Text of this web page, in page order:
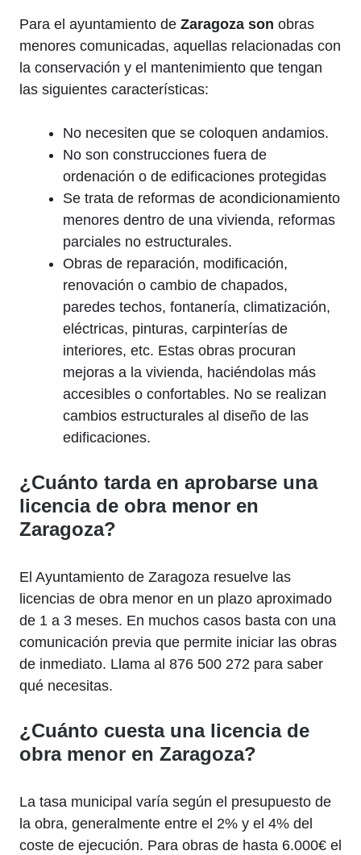
Para el ayuntamiento de Zaragoza son obras
menores comunicadas, aquellas relacionadas con
la conservación y el mantenimiento que tengan
las siguientes características:
No necesiten que se coloquen andamios.
No son construcciones fuera de
ordenación o de edificaciones protegidas
Se trata de reformas de acondicionamiento
menores dentro de una vivienda, reformas
parciales no estructurales.
Obras de reparación, modificación,
renovación o cambio de chapados,
paredes techos, fontanería, climatización,
eléctricas, pinturas, carpinterías de
interiores, etc. Estas obras procuran
mejoras a la vivienda, haciéndolas más
accesibles o confortables. No se realizan
cambios estructurales al diseño de las
edificaciones.
¿Cuánto tarda en aprobarse una
licencia de obra menor en
Zaragoza?
El Ayuntamiento de Zaragoza resuelve las
licencias de obra menor en un plazo aproximado
de 1 a 3 meses. En muchos casos basta con una
comunicación previa que permite iniciar las obras
de inmediato. Llama al 876 500 272 para saber
qué necesitas.
¿Cuánto cuesta una licencia de
obra menor en Zaragoza?
La tasa municipal varía según el presupuesto de
la obra, generalmente entre el 2% y el 4% del
coste de ejecución. Para obras de hasta 6.000€ el